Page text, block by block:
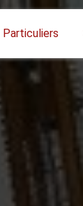
Particuliers